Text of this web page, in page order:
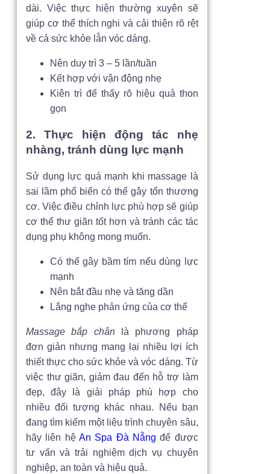
dài. Việc thực hiện thường xuyên sẽ
giúp cơ thể thích nghi và cải thiện rõ rệt
về cả sức khỏe lẫn vóc dáng.
Nên duy trì 3 – 5 lần/tuần
Kết hợp với vận động nhẹ
Kiên trì để thấy rõ hiệu quả thon
gọn
2. Thực hiện động tác nhẹ
nhàng, tránh dùng lực mạnh
Sử dụng lực quá mạnh khi massage là
sai lầm phổ biến có thể gây tổn thương
cơ. Việc điều chỉnh lực phù hợp sẽ giúp
cơ thể thư giãn tốt hơn và tránh các tác
dụng phụ không mong muốn.
Có thể gây bầm tím nếu dùng lực
mạnh
Nên bắt đầu nhẹ và tăng dần
Lắng nghe phản ứng của cơ thể
Massage bắp chânlà phương pháp
đơn giản nhưng mang lại nhiều lợi ích
thiết thực cho sức khỏe và vóc dáng. Từ
việc thư giãn, giảm đau đến hỗ trợ làm
đẹp, đây là giải pháp phù hợp cho
nhiều đối tượng khác nhau. Nếu bạn
đang tìm kiếm một liệu trình chuyên sâu,
hãy liên hệ An Spa Đà Nẵng để được
tư vấn và trải nghiệm dịch vụ chuyên
nghiệp, an toàn và hiệu quả.